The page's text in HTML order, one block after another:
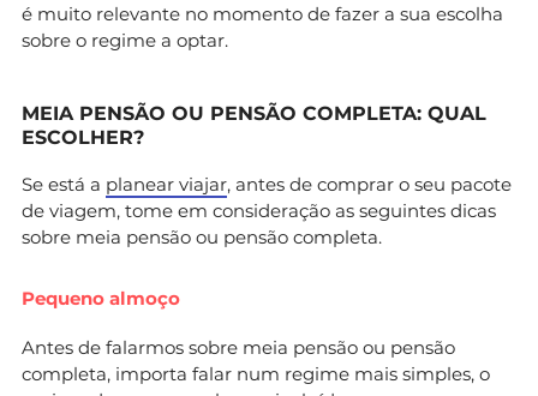
é muito relevante no momento de fazer a sua escolha
sobre o regime a optar.
MEIA PENSÃO OU PENSÃO COMPLETA: QUAL
ESCOLHER?
Se está a planear viajar, antes de comprar o seu pacote
de viagem, tome em consideração as seguintes dicas
sobre meia pensão ou pensão completa.
Pequeno almoço
Antes de falarmos sobre meia pensão ou pensão
completa, importa falar num regime mais simples, o